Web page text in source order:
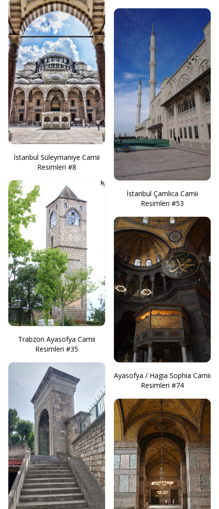
İstanbul Süleymaniye Camii
Resimleri #8
Trabzon Ayasofya Camii
Resimleri #35
İstanbul Çamlıca Camii
Resimleri #53
Ayasofya / Hagia Sophia Camii
Resimleri #74